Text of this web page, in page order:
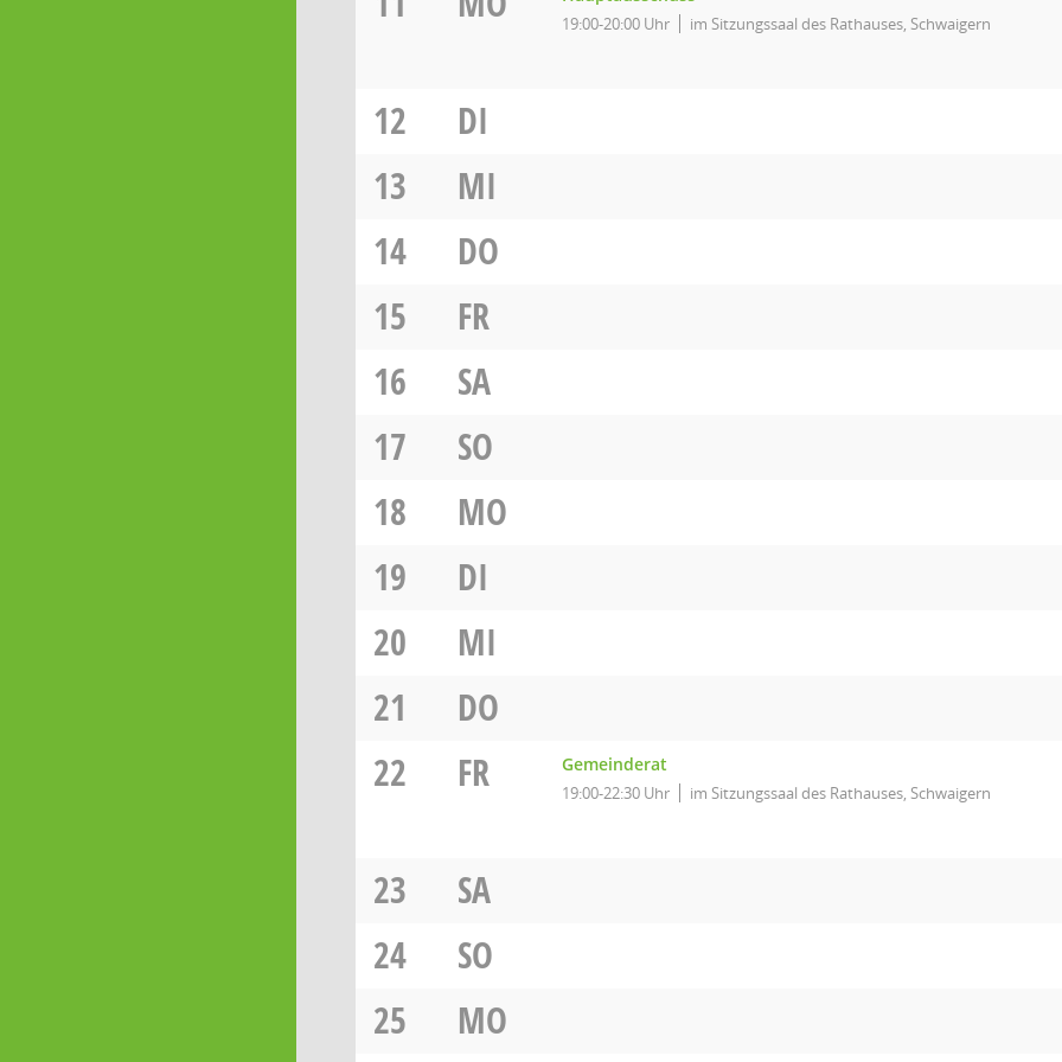
19:00-20:00 Uhr im Sitzungssaal des Rathauses, Schwaigern
12
DI
13
MI
14
DO
15
FR
16
SA
17
SO
18
MO
19
DI
20
MI
21
DO
22
FR Gemeinderat
19:00-22:30 Uhr im Sitzungssaal des Rathauses, Schwaigern
23
SA
24
SO
25
MO